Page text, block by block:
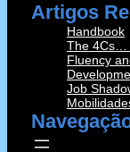
Artigos
Handbook
The 4Cs…
Fluency
Job